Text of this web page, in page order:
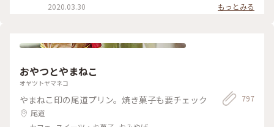
2020.03.30
もっとみる
おやつとやまねこ
オヤツトヤマネコ
やまねこ印の尾道プリン。焼き菓子も要チェック
尾道
797